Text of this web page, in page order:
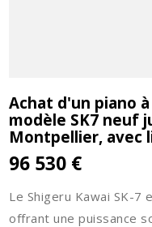
Achat d'un piano
modèle SK7 neuf
Montpellier, avec
96 530 €
Le Shigeru Kawai SK-7
offrant une puissance